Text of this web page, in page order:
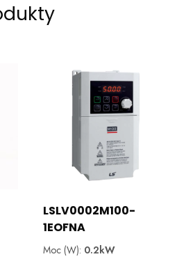
LSLV0002M100-
1EOFNA
Moc (W): 0.2kW